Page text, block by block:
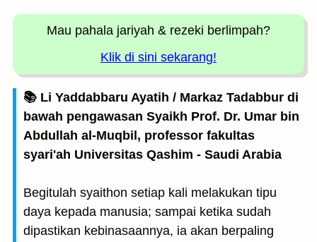
Mau pahala jariyah & rezeki berlimpah?
Klik di sini sekarang!
📚 Li Yaddabbaru Ayatih / Markaz Tadabbur di
bawah pengawasan Syaikh Prof. Dr. Umar bin
Abdullah al-Muqbil, professor fakultas
syari'ah Universitas Qashim - Saudi Arabia
Begitulah syaithon setiap kali melakukan tipu
daya kepada manusia; sampai ketika sudah
dipastikan kebinasaannya, ia akan berpaling